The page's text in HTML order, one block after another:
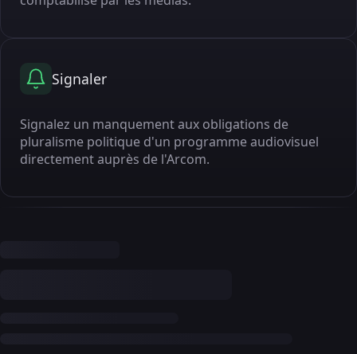
Signaler
Signalez un manquement aux obligations de
pluralisme politique d'un programme audiovisuel
directement auprès de l'Arcom.